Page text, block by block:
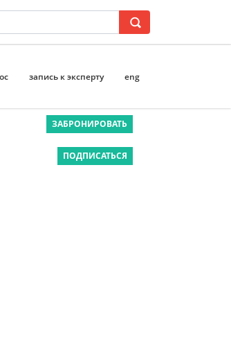
запись к эксперту eng
ЗАБРОНИРОВАТЬ
ПОДПИСАТЬСЯ